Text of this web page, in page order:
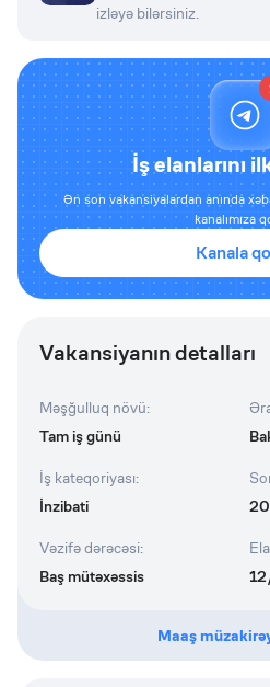
izləyə bilərsiniz.
İş elanlarını
Ən son vakansiyalardan anında
kanalımıza
Kanala
Vakansiyanın detalları
Məşğulluq növü:
Tam iş günü
İş kateqoriyası:
İnzibati
Vəzifə dərəcəsi:
Baş mütəxəssis
Maaş